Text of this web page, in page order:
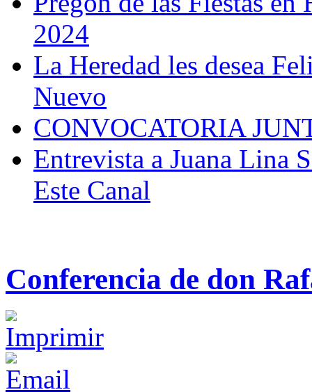
2024
La Heredad les desea
Nuevo
CONVOCATORIA
Entrevista a Juana Lina
Este Canal
Conferencia de don